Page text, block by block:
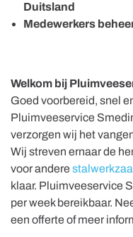
Duitsland
Medewerkers
Welkom bij
Goed voorbereid, snel
Pluimveeservice
verzorgen wij het
Wij streven ernaar de
voor andere
klaar. Pluimveeservice
per week bereikbaar.
een offerte of meer